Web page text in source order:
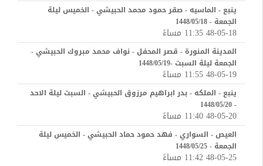
ينبع - الماسيه - صقر حمود محمد الحبيشي - الخميس ليلة
الجمعة - 1448/05/18
48-05-18 11:35 مساءً
المدينة المنورة - قصر المحفل - نواف محمد مبروك الحبيشي -
الجمعة ليلة السبت -1448/05/19
48-05-19 11:55 مساءً
ينبع - الملكه - بدر ابراهيم مرزوق الحبيشي - السبت ليلة الاحد
- 1448/05/20
48-05-20 11:40 مساءً
العيص - السواري - فهد حمود حماد الحبيشي - الخميس ليلة
الجمعة - 1448/05/25
48-05-25 11:42 مساءً